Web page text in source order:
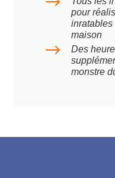
pour
inratables
maison
$
Des
monstre